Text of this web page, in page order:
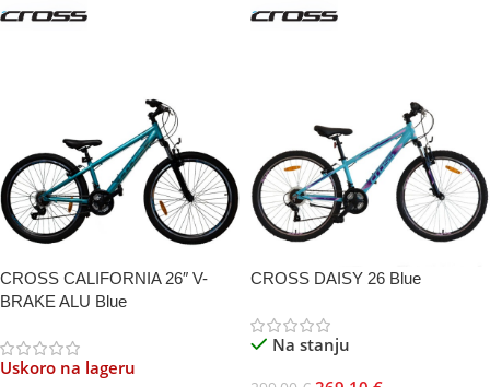
CROSS CALIFORNIA 26″ V-
BRAKE ALU Blue
Uskoro na lageru
CROSS DAISY 26 Blue
Na stanju